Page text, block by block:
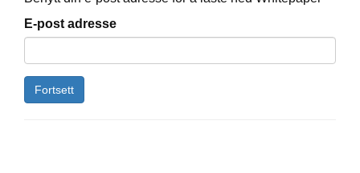
E-post adresse
Fortsett